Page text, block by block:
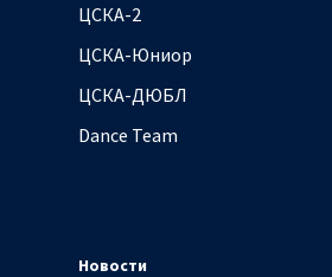
ЦСКА-2
ЦСКА-Юниор
ЦСКА-ДЮБЛ
Dance Team
Новости